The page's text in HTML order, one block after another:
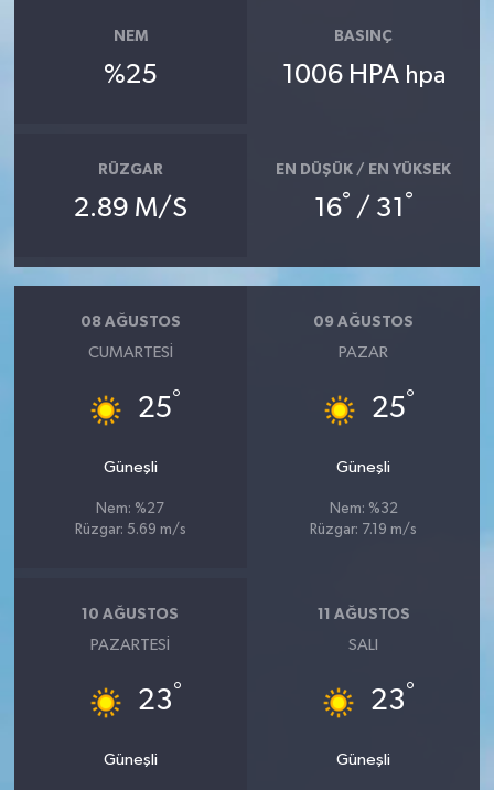
NEM
%25
BASINÇ
1006 HPA hpa
RÜZGAR
2.89 M/S
EN DÜŞÜK / EN YÜKSEK
16° / 31 °
08 AĞUSTOS
CUMARTESI
25°
Güneşli
Nem: %27
Rüzgar: 5.69 m/s
09 AĞUSTOS
PAZAR
25°
Güneşli
Nem: %32
Rüzgar: 7.19 m/s
10 AĞUSTOS
PAZARTESI
23°
Güneşli
11 AĞUSTOS
SALI
23°
Güneşli